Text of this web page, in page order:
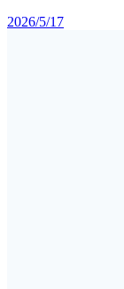
2026/5/17